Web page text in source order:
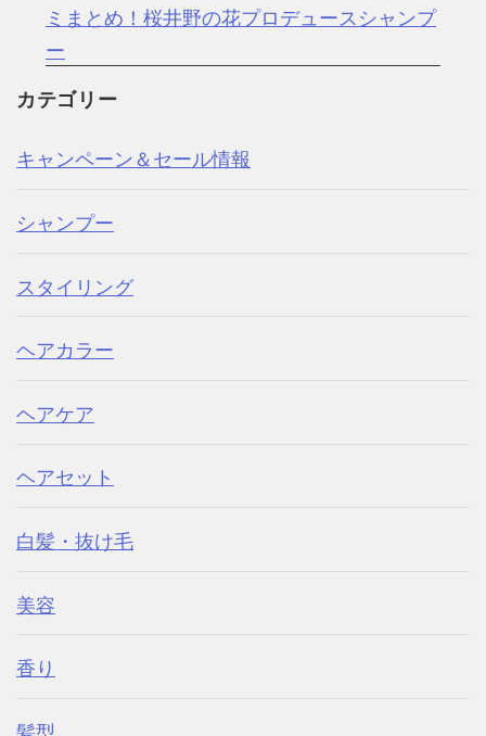
ミまとめ！桜井野の花プロデュースシャンプ
ー
カテゴリー
キャンペーン＆セール情報
シャンプー
スタイリング
ヘアカラー
ヘアケア
ヘアセット
白髪・抜け毛
美容
香り
髪型